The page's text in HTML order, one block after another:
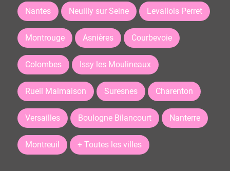
Nantes Neuilly sur Seine Levallois Perret
Montrouge Asnières Courbevoie
Colombes Issy les Moulineaux
Rueil Malmaison Suresnes Charenton
Versailles Boulogne Bilancourt Nanterre
Montreuil + Toutes les villes